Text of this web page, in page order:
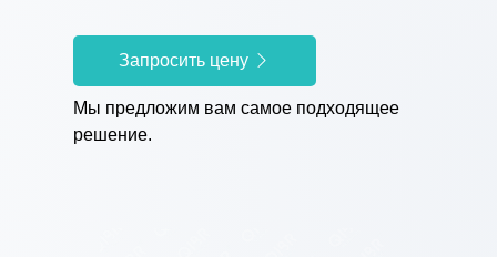
Запросить цену
Мы предложим вам самое подходящее
решение.